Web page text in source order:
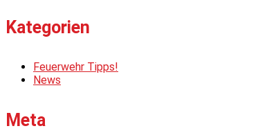
Kategorien
Feuerwehr Tipps!
News
Meta